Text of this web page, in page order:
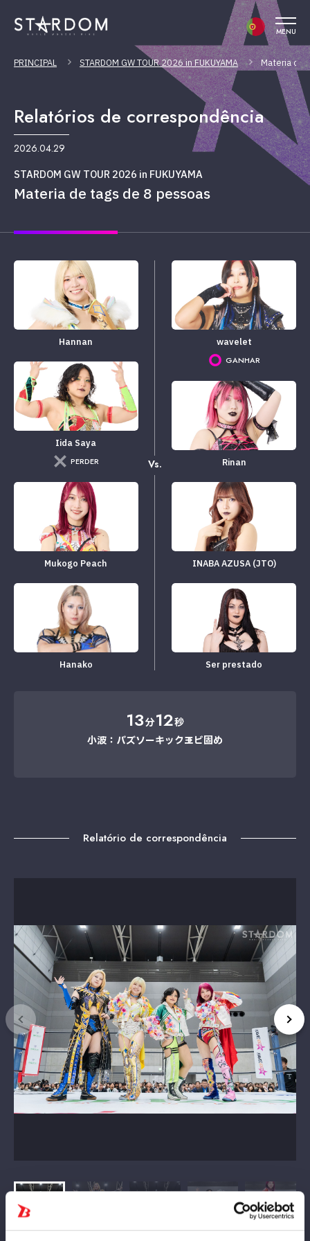
MENU
PRINCIPAL STARDOM GW TOUR 2026 in FUKUYAMA Materia de
Relatórios de correspondência
2026.04.29
STARDOM GW TOUR 2026 in FUKUYAMA
Materia de tags de 8 pessoas
Hannan
Iida Saya
PERDER
Mukogo Peach
Hanako
Vs.
wavelet
GANHAR
Rinan
INABA AZUSA (JTO)
Ser prestado
13分12秒
小波：バズソーキック→エビ固め
Relatório de correspondência